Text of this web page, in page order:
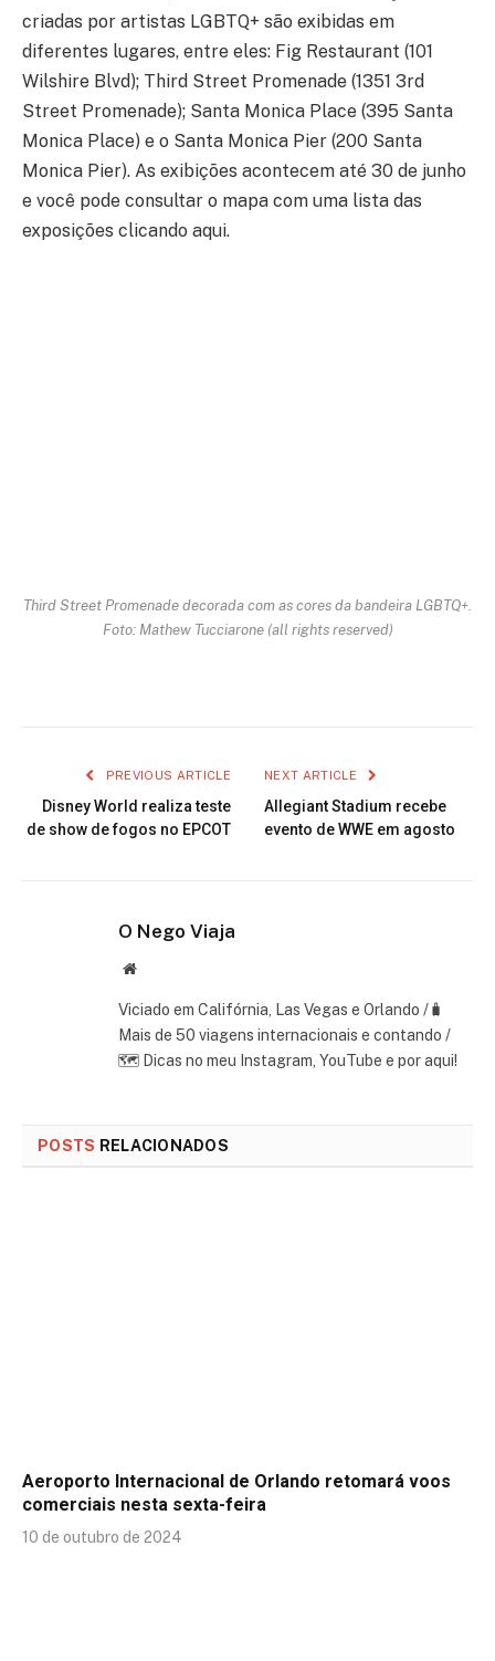
criadas por artistas LGBTQ+ são exibidas em
diferentes lugares, entre eles: Fig Restaurant (101
Wilshire Blvd); Third Street Promenade (1351 3rd
Street Promenade); Santa Monica Place (395 Santa
Monica Place) e o Santa Monica Pier (200 Santa
Monica Pier). As exibições acontecem até 30 de junho
e você pode consultar o mapa com uma lista das
exposições clicando aqui.
Third Street Promenade decorada com as cores da bandeira LGBTQ+.
Foto: Mathew Tucciarone (all rights reserved)
PREVIOUS ARTICLE
Disney World realiza teste
de show de fogos no EPCOT
NEXT ARTICLE
Allegiant Stadium recebe
evento de WWE em agosto
O Nego Viaja
Website
Viciado em Califórnia, Las Vegas e Orlando /🧳
Mais de 50 viagens internacionais e contando /
🗺 Dicas no meu Instagram, YouTube e por aqui!
POSTS RELACIONADOS
Aeroporto Internacional de Orlando retomará voos
comerciais nesta sexta-feira
10 de outubro de 2024